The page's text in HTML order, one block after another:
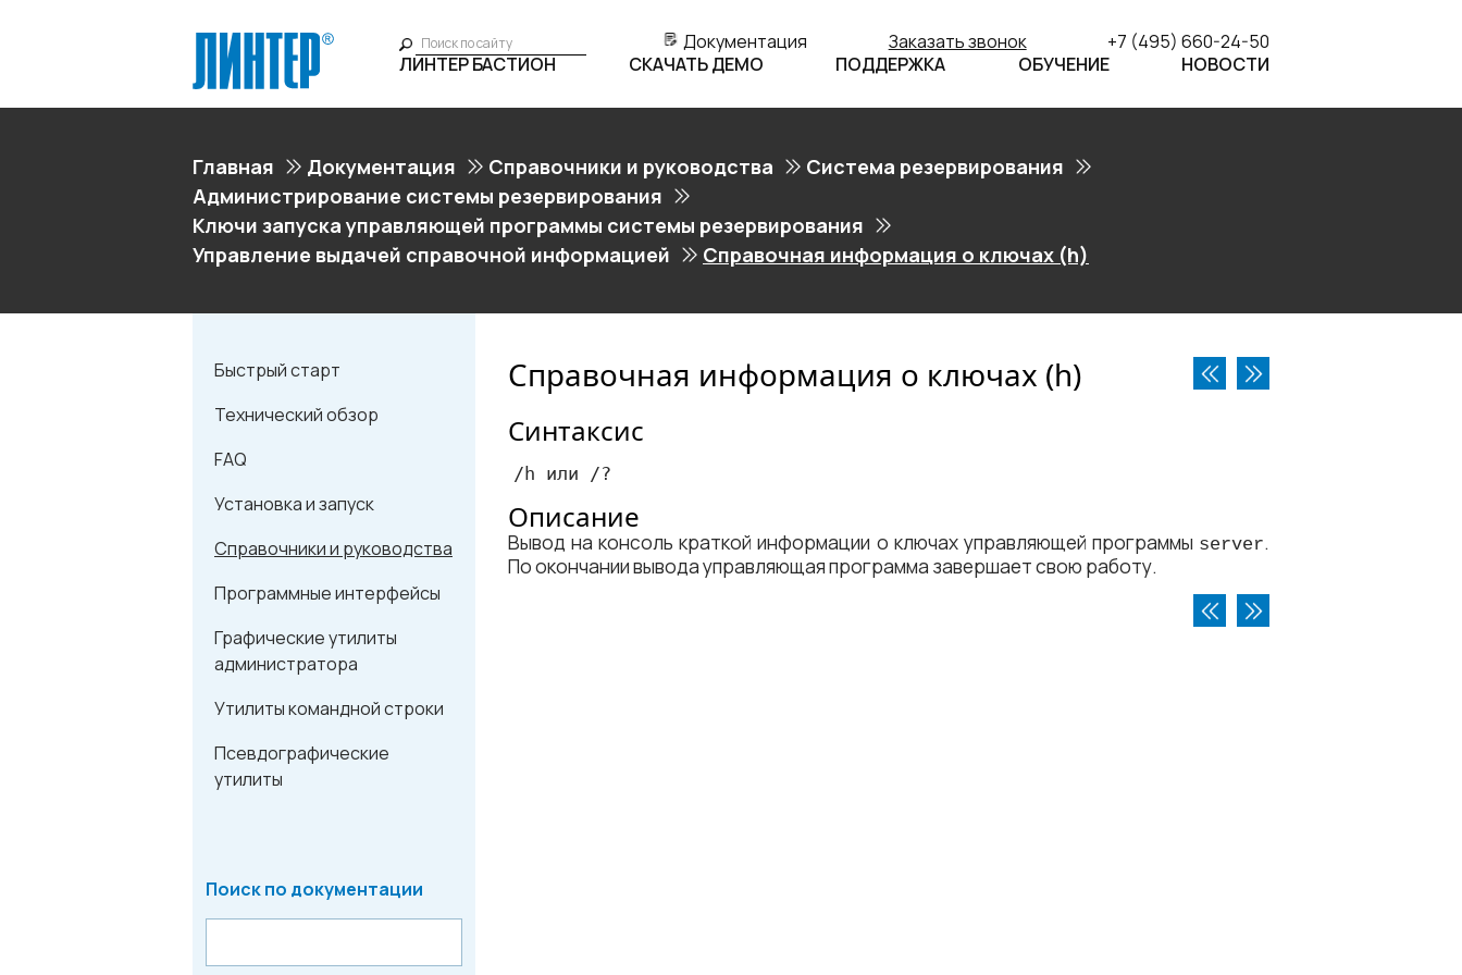
Документация Заказать звонок
+7 (495) 660-24-50
ЛИНТЕР БАСТИОН
СКАЧАТЬ ДЕМО ПОДДЕРЖКА ОБУЧЕНИЕ НОВОСТИ
Главная Документация Справочники и руководства
Система резервирования
Администрирование системы резервирования
Ключи запуска управляющей программы системы резервирования
Управление выдачей справочной информацией
Справочная информация о ключах (h)
Быстрый старт
Технический обзор
FAQ
Установка и запуск
Справочники и руководства
Программные интерфейсы
Графические утилиты
администратора
Утилиты командной строки
Псевдографические
утилиты
Поиск по документации
Справочная информация о ключах (h)
Синтаксис
/h или /?
Описание
Вывод на консоль краткой информации о ключах управляющей программы server.
По окончании вывода управляющая программа завершает свою работу.